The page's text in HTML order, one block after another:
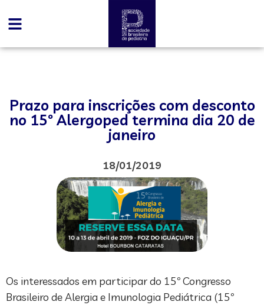
Prazo para inscrições com desconto
no 15º Alergoped termina dia 20 de
janeiro
18/01/2019
Os interessados em participar do 15º Congresso
Brasileiro de Alergia e Imunologia Pediátrica (15º